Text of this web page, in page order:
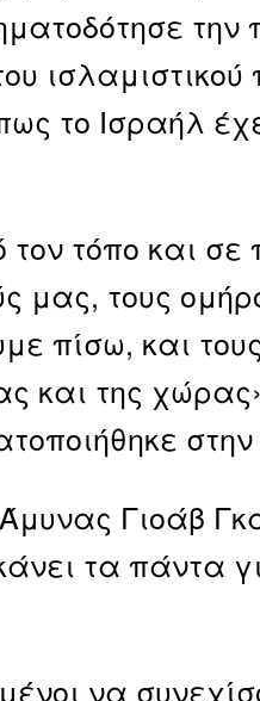
την
το Ισραήλ
τον τόπο και
μας, τους
πίσω, και
και της
Γιοάβ
τα πάντα
να